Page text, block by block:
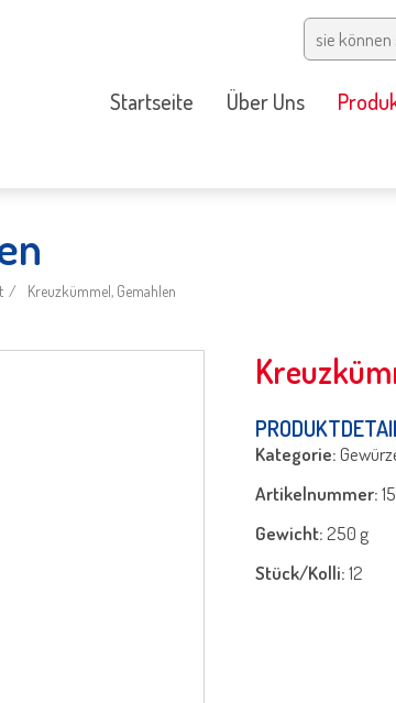
Startseite Über Uns
Kreuzkümmel, Gemahlen
Kategorie:
Artikelnummer:
Gewicht:250 g
Stück/Kolli:12